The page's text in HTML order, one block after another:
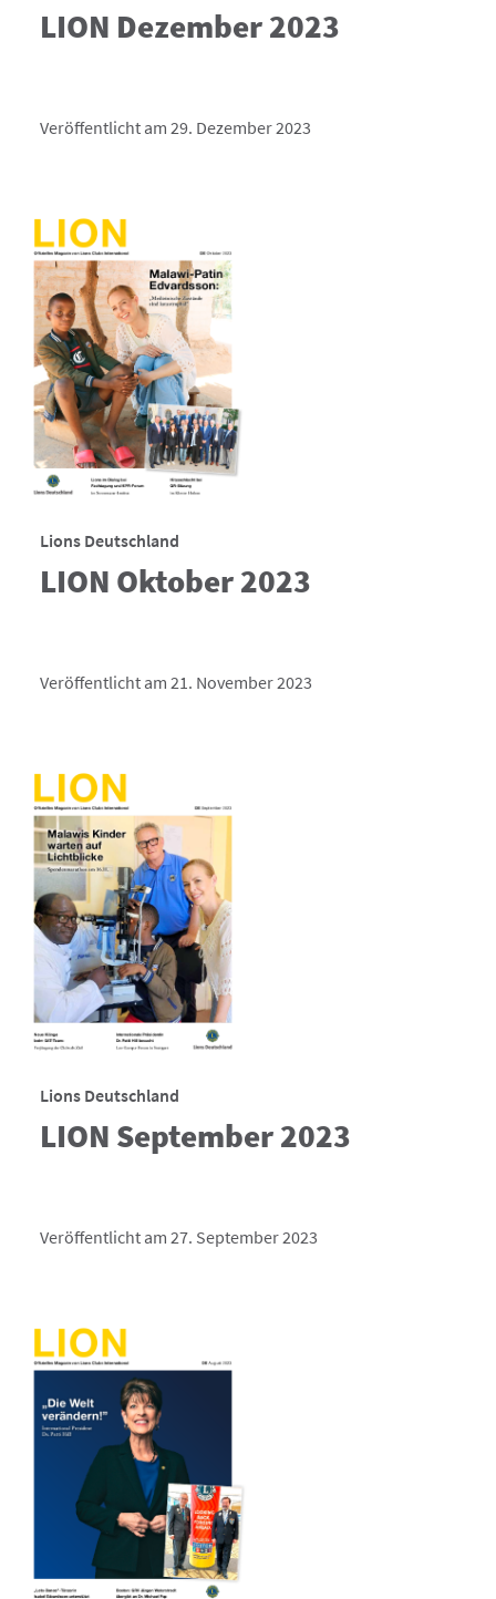
LION Dezember 2023
Veröffentlicht am 29. Dezember 2023
Lions Deutschland
LION Oktober 2023
Veröffentlicht am 21. November 2023
Lions Deutschland
LION September 2023
Veröffentlicht am 27. September 2023